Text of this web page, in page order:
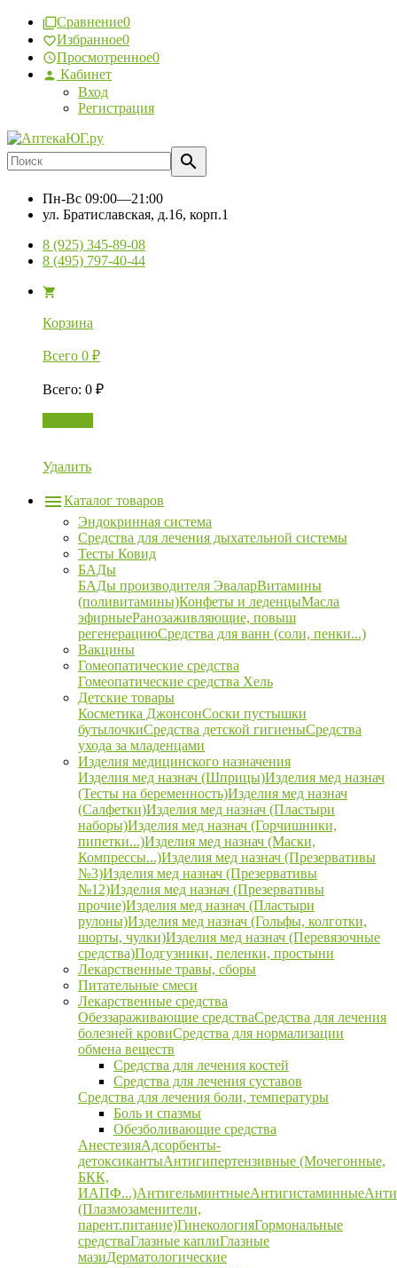
Сравнение0
Избранное0
Просмотренное0
Кабинет
Вход
Регистрация
Пн-Вс 09:00—21:00
ул. Братиславская, д.16, корп.1
8 (925) 345-89-08
8 (495) 797-40-44
Корзина
Всего 0 ₽
Всего: 0 ₽
Удалить
Каталог товаров
Эндокринная система
Средства для лечения дыхательной системы
Тесты Ковид
БАДы
БАДы производителя ЭваларВитамины
(поливитамины)Конфеты и леденцыМасла
эфирныеРанозаживляющие, повыш
регенерациюСредства для ванн (соли, пенки...)
Вакцины
Гомеопатические средства
Гомеопатические средства Хель
Детские товары
Косметика ДжонсонСоски пустышки
бутылочкиСредства детской гигиеныСредства
ухода за младенцами
Изделия медицинского назначения
Изделия мед назнач (Шприцы)Изделия мед назнач
(Тесты на беременность)Изделия мед назнач
(Салфетки)Изделия мед назнач (Пластыри
наборы)Изделия мед назнач (Горчишники,
пипетки...)Изделия мед назнач (Маски,
Компрессы...)Изделия мед назнач (Презервативы
№3)Изделия мед назнач (Презервативы
№12)Изделия мед назнач (Презервативы
прочие)Изделия мед назнач (Пластыри
рулоны)Изделия мед назнач (Гольфы, колготки,
шорты, чулки)Изделия мед назнач (Перевязочные
средства)Подгузники, пеленки, простыни
Лекарственные травы, сборы
Питательные смеси
Лекарственные средства
Обеззараживающие средстваСредства для лечения
болезней кровиСредства для нормализации
обмена веществ
Средства для лечения костей
Средства для лечения суставов
Средства для лечения боли, температуры
Боль и спазмы
Обезболивающие средства
АнестезияАдсорбенты-
детоксикантыАнтигипертензивные (Мочегонные,
БКК,
ИАПФ...)АнтигельминтныеАнтигистаминные
(Плазмозаменители,
парент.питание)ГинекологияГормональные
средстваГлазные каплиГлазные
мазиДерматологические